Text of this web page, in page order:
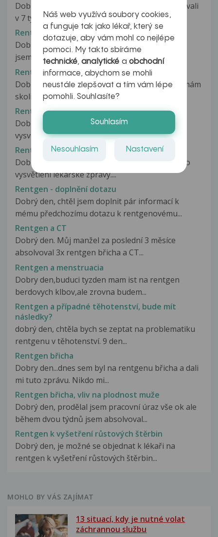
Dobrý den, chci se zeptat: mého syna rentgenovali
v 7 týdnu života. RTG hlavy...
Rentgen
Dobry den prikladam obrazdk z rengenu psala
jsem vam o svych problemech ktere...
Rentgen
Dobrý den. Když mi bylo 12, přišlo se na to, že mám
skoliosu. Asi v 15. letech...
Rentgen
Dobrý den,pane doktore můžete mi prosím
vysvětlit co je tam napsáno :) a jestli...
Rentgen - cystické projasnění v oblasti talu
Dobrý den pane doktore, chtěla bych poprosit o
vysvětlení lékařské zprávy....
Rentgen - doplnění dotazu
Dobrý den, chtěl jsem doplnit pár informací k
mému předchozímu dotazu k rentgenovému...
Rentgen a CT
Dobrý den. Můj manžel za poslední 3 měsíce
absolvoval 3x rentgen břicha a CT...
Rentgen a menstruacia
Dobry den,buduci tyzden mam ist na rentgen
berdovych klbov,ale zrovna budem...
Rentgen a případné těhotenství, bude mít
následky?
dobrý den, chtěla bych se zeptat na problematiku
rentgenu v těhotenství. 9 den...
Rentgen břicha
Dobry den...dnes sem byl na rentgenu břicha a dali
mi tuto zprávu. Nikdo mi...
Rentgen břicha, vliv na plodnost muže
Dobrý den, prodělal jsem pracovní úraz vše ok ale
během dvou týdnů jsem absolvoval...
Rentgen k vyšetření růstových štěrbin
Dobrý den, je možné se objednat k lékaři na
rentgen k vyšetření růstových štěrbin...
MOHLO BY VÁS ZAJÍMAT
13 situací, kdy je nutné volat
záchrannou službu
Náš web využívá soubory cookies,
a funguje tak jako lékař, který se
dotazuje, aby vám mohl co nejlépe
pomoci. My takto sbíráme
technické,analytické a obchodní
informace, abychom se mohli
neustále zlepšovat a tím vám lépe
pomohli. Souhlasíte?
Souhlasím
Nesouhlasím Nastavení